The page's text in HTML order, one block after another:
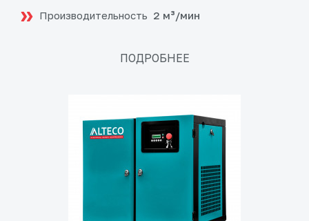
Производительность 2 м³/мин
ПОДРОБНЕЕ